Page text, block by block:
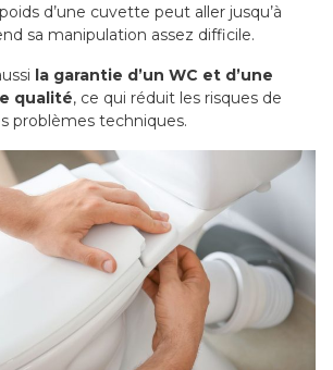
d’une cuvette peut aller jusqu’à
sa manipulation assez difficile.
la garantie d’un WC et d’une
qualité, ce qui réduit les risques de
problèmes techniques.